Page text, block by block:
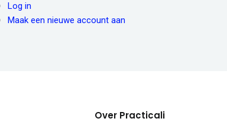
Log in
Maak een nieuwe account aan
Over Practicali